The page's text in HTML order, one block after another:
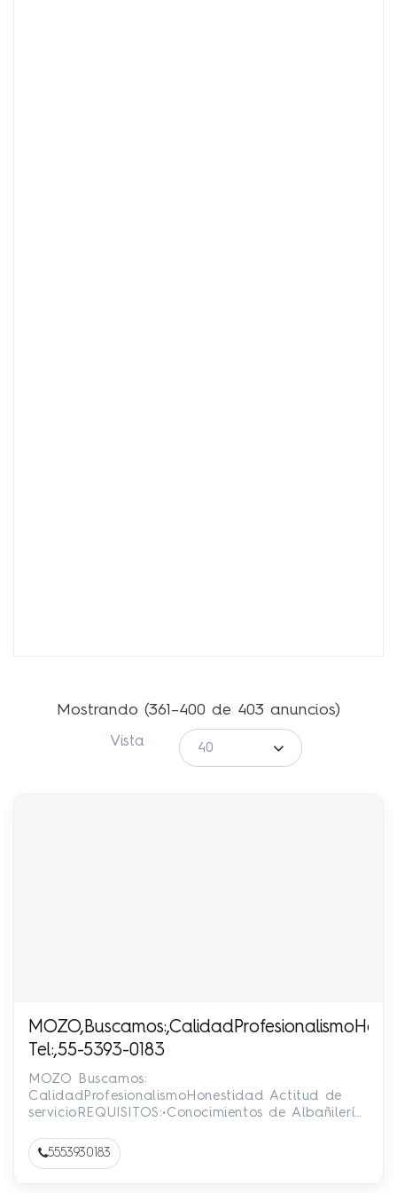
Mostrando (361–400 de 403 anuncios)
Vista
Tel:,55-5393-0183
MOZO Buscamos:
CalidadProfesionalismoHonestidad Actitud de
servicioREQUISITOS:•Conocimientos de Albañilería,
5553930183